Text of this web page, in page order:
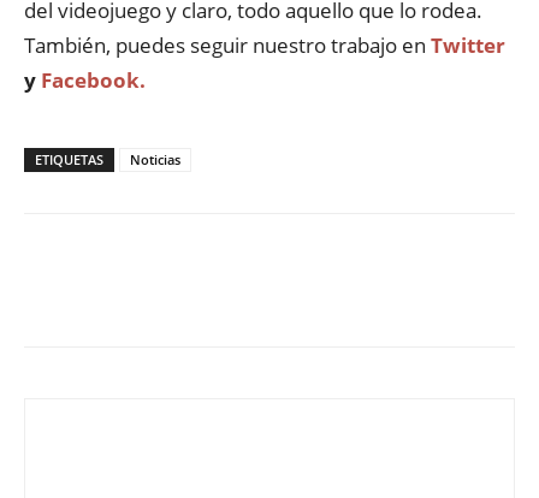
del videojuego y claro, todo aquello que lo rodea.
También, puedes seguir nuestro trabajo en Twitter
y Facebook.
ETIQUETAS Noticias